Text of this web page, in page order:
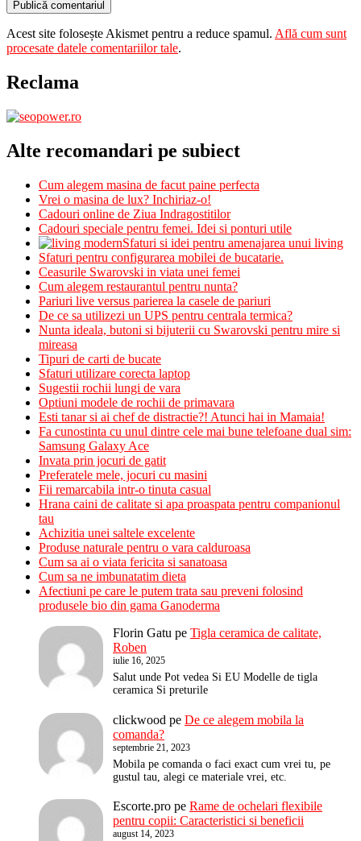
Acest site folosește Akismet pentru a reduce spamul. Află cum sunt
procesate datele comentariilor tale.
Reclama
Alte recomandari pe subiect
Cum alegem masina de facut paine perfecta
Vrei o masina de lux? Inchiriaz-o!
Cadouri online de Ziua Indragostitilor
Cadouri speciale pentru femei. Idei si ponturi utile
Sfaturi si idei pentru amenajarea unui living
Sfaturi pentru configurarea mobilei de bucatarie.
Ceasurile Swarovski in viata unei femei
Cum alegem restaurantul pentru nunta?
Pariuri live versus parierea la casele de pariuri
De ce sa utilizezi un UPS pentru centrala termica?
Nunta ideala, butoni si bijuterii cu Swarovski pentru mire si
mireasa
Tipuri de carti de bucate
Sfaturi utilizare corecta laptop
Sugestii rochii lungi de vara
Optiuni modele de rochii de primavara
Esti tanar si ai chef de distractie?! Atunci hai in Mamaia!
Fa cunostinta cu unul dintre cele mai bune telefoane dual sim:
Samsung Galaxy Ace
Invata prin jocuri de gatit
Preferatele mele, jocuri cu masini
Fii remarcabila intr-o tinuta casual
Hrana caini de calitate si apa proaspata pentru companionul
tau
Achizitia unei saltele excelente
Produse naturale pentru o vara calduroasa
Cum sa ai o viata fericita si sanatoasa
Cum sa ne imbunatatim dieta
Afectiuni pe care le putem trata sau preveni folosind
produsele bio din gama Ganoderma
Florin Gatu pe Tigla ceramica de calitate,
Roben
iulie 16, 2025
Salut unde Pot vedea Si EU Modelle de tigla
ceramica Si preturile
clickwood pe De ce alegem mobila la
comanda?
septembrie 21, 2023
Mobila pe comanda o faci exact cum vrei tu, pe
gustul tau, alegi ce materiale vrei, etc.
Escorte.pro pe Rame de ochelari flexibile
pentru copii: Caracteristici si beneficii
august 14, 2023